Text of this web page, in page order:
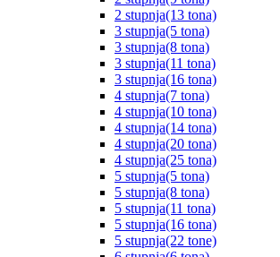
2 stupnja(13 tona)
3 stupnja(5 tona)
3 stupnja(8 tona)
3 stupnja(11 tona)
3 stupnja(16 tona)
4 stupnja(7 tona)
4 stupnja(10 tona)
4 stupnja(14 tona)
4 stupnja(20 tona)
4 stupnja(25 tona)
5 stupnja(5 tona)
5 stupnja(8 tona)
5 stupnja(11 tona)
5 stupnja(16 tona)
5 stupnja(22 tone)